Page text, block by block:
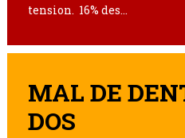
tension. 16% des...
MAL DE
DOS